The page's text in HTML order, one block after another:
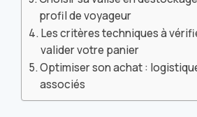
profil de voyageur
Les critères techniques à
valider votre panier
Optimiser son achat :
associés